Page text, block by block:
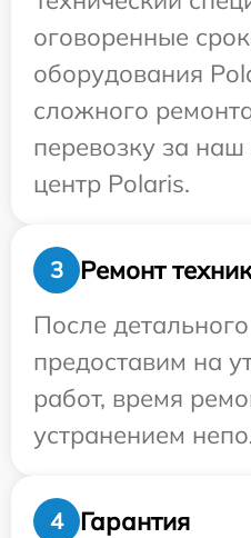
оговоренные
оборудования
сложного
перевозку за наш
центр Polaris.
3
Ремонт
После
предоставим на
работ, время
устранением
4
Гарантия